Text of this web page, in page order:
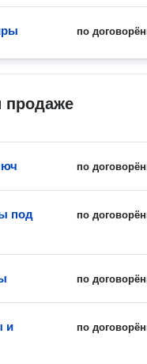
по
продаже
по
по
под
по
по
и